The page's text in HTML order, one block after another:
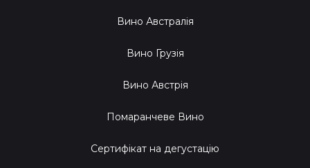
Вино Австралія
Вино Грузія
Вино Австрія
Помаранчеве Вино
Cертифікат на дегустацію